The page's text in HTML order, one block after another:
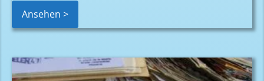
Ansehen >